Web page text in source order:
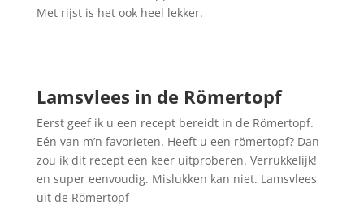
Met rijst is het ook heel lekker.
Lamsvlees in de Römertopf
Eerst geef ik u een recept bereidt in de Römertopf.
Eén van m’n favorieten. Heeft u een römertopf? Dan
zou ik dit recept een keer uitproberen. Verrukkelijk!
en super eenvoudig. Mislukken kan niet. Lamsvlees
uit de Römertopf